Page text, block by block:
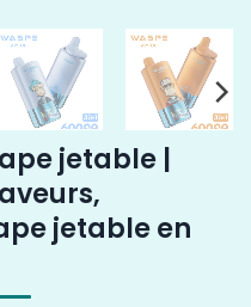
jetable |
jetable en